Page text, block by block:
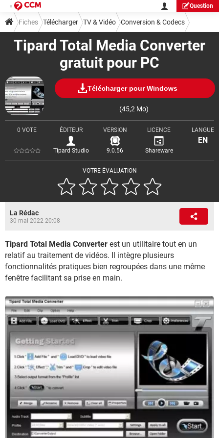
Question
Tipard Total Media Converter
gratuit pour PC
Télécharger pour Windows
(45,2 Mo)
VOTRE ÉVALUATION
0 VOTE ÉDITEUR
Tipard Studio
VERSION
9.0.56
LICENCE
Shareware
LANGUE
EN
Fiches Télécharger TV & Vidéo Conversion & Codecs
La Rédac
30 mai 2022 20:08
Tipard Total Media Converter est un utilitaire tout en un
relatif au traitement de vidéos. Il intègre plusieurs
fonctionnalités pratiques bien regroupées dans une même
fenêtre facilitant sa prise en main.